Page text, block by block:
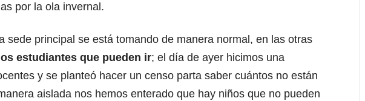
por la ola invernal.
sede principal se está tomando de manera normal, en las otras
estudiantes que pueden ir; el día de ayer hicimos una
y se planteó hacer un censo parta saber cuántos no están
aislada nos hemos enterado que hay niños que no pueden